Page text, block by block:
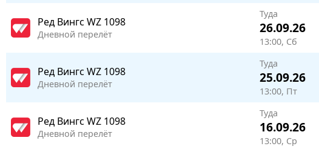
Ред Вингс WZ 1098
Дневной перелёт
Туда
26.09.26
13:00, Сб
Ред Вингс WZ 1098
Дневной перелёт
Туда
25.09.26
13:00, Пт
Ред Вингс WZ 1098
Дневной перелёт
Туда
16.09.26
13:00, Ср